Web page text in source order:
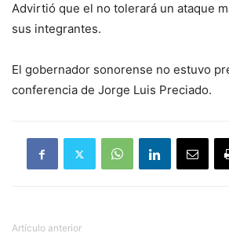
Advirtió que el no tolerará un ataque
sus integrantes.
El gobernador sonorense no estuvo
conferencia de Jorge Luis Preciado.
Artículo anterior